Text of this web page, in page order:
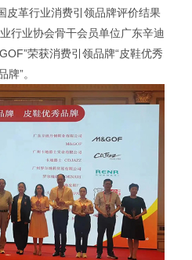
皮革行业消费引领品牌评价结果
行业协会骨干会员单位广东辛迪
荣获消费引领品牌“皮鞋优秀
牌”。